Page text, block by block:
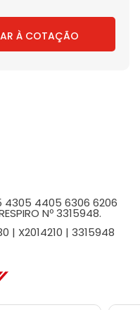
À COTAÇÃO
4305 4405 6306 6206
Nº 3315948.
| X2014210 | 3315948